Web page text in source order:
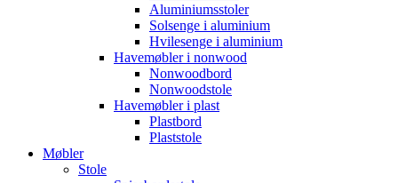
Aluminiumsstoler
Solsenge i aluminium
Hvilesenge i aluminium
Havemøbler i nonwood
Nonwoodbord
Nonwoodstole
Havemøbler i plast
Plastbord
Plaststole
Møbler
Stole